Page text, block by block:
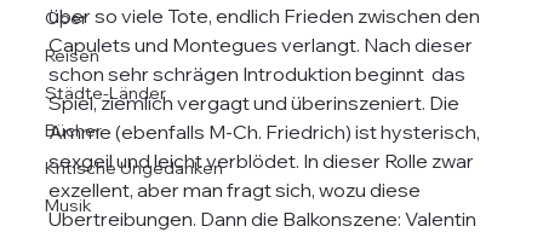
Oper
Reisen
Städte-Länder
Bücher
Kritische Ungedanken
Musik
über so viele Tote, endlich Frieden zwischen den
Capulets und Montegues verlangt. Nach dieser
schon sehr schrägen Introduktion beginnt  das
Spiel, ziemlich vergagt und überinszeniert. Die
Amme (ebenfalls M-Ch. Friedrich) ist hysterisch,
sexgeil und leicht verblödet. In dieser Rolle zwar
exzellent, aber man fragt sich, wozu diese
Übertreibungen. Dann die Balkonszene: Valentin